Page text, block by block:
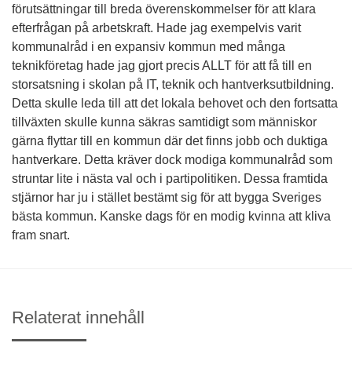
förutsättningar till breda överenskommelser för att klara
efterfrågan på arbetskraft. Hade jag exempelvis varit
kommunalråd i en expansiv kommun med många
teknikföretag hade jag gjort precis ALLT för att få till en
storsatsning i skolan på IT, teknik och hantverksutbildning.
Detta skulle leda till att det lokala behovet och den fortsatta
tillväxten skulle kunna säkras samtidigt som människor
gärna flyttar till en kommun där det finns jobb och duktiga
hantverkare. Detta kräver dock modiga kommunalråd som
struntar lite i nästa val och i partipolitiken. Dessa framtida
stjärnor har ju i stället bestämt sig för att bygga Sveriges
bästa kommun. Kanske dags för en modig kvinna att kliva
fram snart.
Relaterat innehåll